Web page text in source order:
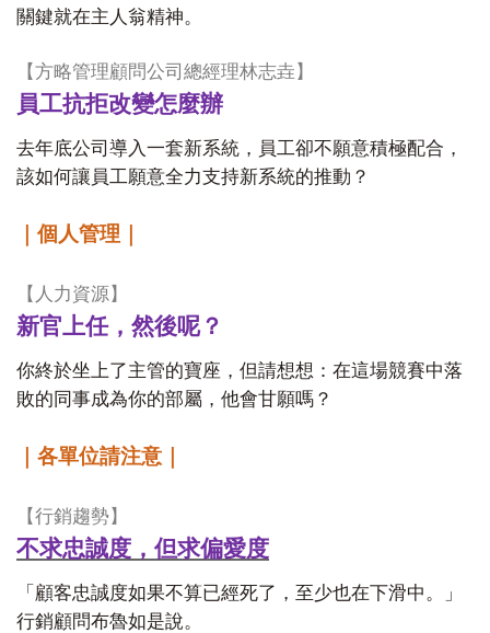
關鍵就在主人翁精神。
【方略管理顧問公司總經理林志垚 】
員工抗拒改變怎麼辦
去年底公司導入一套新系統，員工卻不願意積極配合，
該如何讓員工願意全力支持新系統的推動？
｜個人管理｜
【 人力資源】
新官上任，然後呢？
你終於坐上了主管的寶座，但請想想：在這場競賽中落
敗的同事成為你的部屬，他會甘願嗎？
｜各單位請注意｜
【行銷趨勢 】
不求忠誠度，但求偏愛度
「顧客忠誠度如果不算已經死了，至少也在下滑中。」
行銷顧問布魯如是說。